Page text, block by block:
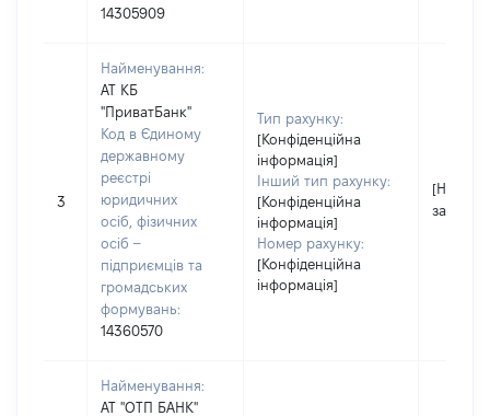
14305909
3
Найменування:
АТ КБ
"ПриватБанк"
Код в Єдиному
державному
реєстрі
юридичних
осіб, фізичних
осіб –
підприємців та
громадських
формувань:
14360570
Тип рахунку:
[Конфіденційна
інформація]
Інший тип рахунку:
[Конфіденційна
інформація]
Номер рахунку:
[Конфіденційна
інформація]
[Не
Найменування:
АТ "ОТП БАНК"